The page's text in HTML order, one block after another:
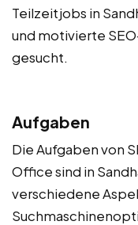
Teilzeitjobs in
und motivierte
gesucht.
Aufgaben
Die Aufgaben von
Office sind in
verschiedene